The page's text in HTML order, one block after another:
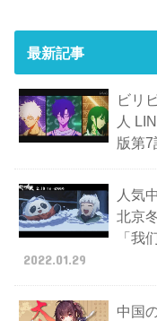
最新記事
ビリ
人
版第7
人気
北京
「我
2022.01.29
中国